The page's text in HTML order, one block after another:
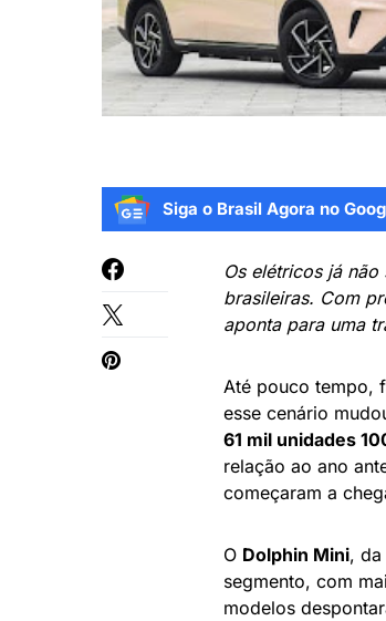
Siga o Brasil Agora no
Os elétricos já
brasileiras. Com
aponta para uma
Até pouco tempo,
esse cenário
61 mil unidades
relação ao ano
começaram a
O Dolphin Mini,
segmento, com
modelos